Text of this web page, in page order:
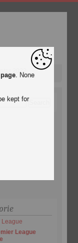
Qatar 2022
League
League
. None
kept for